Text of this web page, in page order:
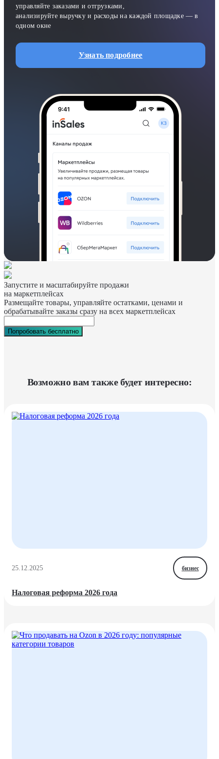
управляйте заказами и отгрузками,
анализируйте выручку и расходы на каждой площадке — в
одном окне
Узнать подробнее
Запустите и масштабируйте продажи
на маркетплейсах
Размещайте товары, управляйте остатками, ценами и
обрабатывайте заказы сразу на всех маркетплейсах
Попробовать бесплатно
Возможно вам также будет интересно:
25.12.2025 бизнес
Налоговая реформа 2026 года